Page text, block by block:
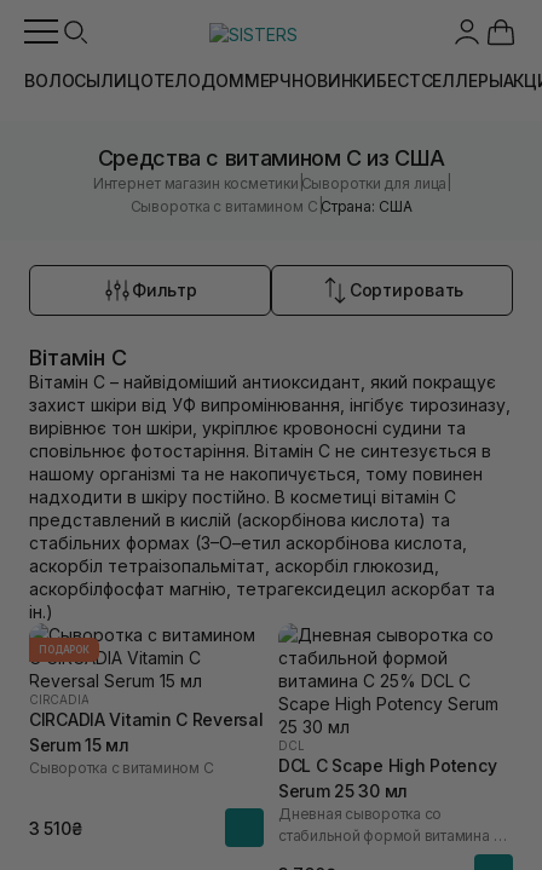
ВОЛОСЫЛИЦОТЕЛОДОММЕРЧНОВИНКИБЕСТСЕЛЛЕРЫ
Средства с витамином С из США
Интернет магазин косметики |Сыворотки для лица
Сыворотка с витамином С |Страна: США
Фильтр Сортировать
Вітамін С
Вітамін С – найвідоміший антиоксидант, який покращує
захист шкіри від УФ випромінювання, інгібує тирозиназу,
вирівнює тон шкіри, укріплює кровоносні судини та
сповільнює фотостаріння. Вітамін С не синтезується в
нашому організмі та не накопичується, тому повинен
надходити в шкіру постійно. В косметиці вітамін С
представлений в кислій (аскорбінова кислота) та
стабільних формах (3–О–етил аскорбінова кислота,
аскорбіл тетраізопальмітат, аскорбіл глюкозид,
аскорбілфосфат магнію, тетрагексидецил аскорбат та
ін.)
ПОДАРОК
CIRCADIA
CIRCADIA Vitamin C Reversal
Serum 15 мл
Сыворотка с витамином C
3 510₴
DCL
DCL C Scape High Potency
Serum 25 30 мл
Дневная сыворотка со
стабильной формой витамина С